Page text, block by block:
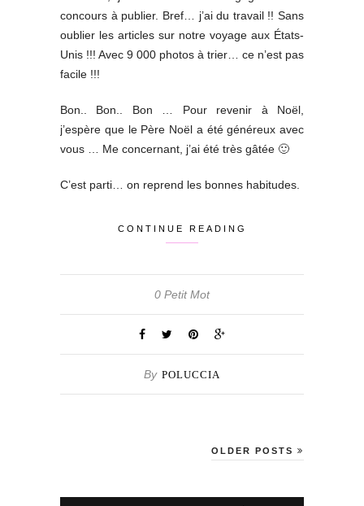
concours à publier. Bref… j’ai du travail !! Sans
oublier les articles sur notre voyage aux États-
Unis !!! Avec 9 000 photos à trier… ce n’est pas
facile !!!
Bon.. Bon.. Bon … Pour revenir à Noël,
j’espère que le Père Noël a été généreux avec
vous … Me concernant, j’ai été très gâtée 🙂
C’est parti… on reprend les bonnes habitudes.
CONTINUE READING
0 Petit Mot
By POLUCCIA
OLDER POSTS